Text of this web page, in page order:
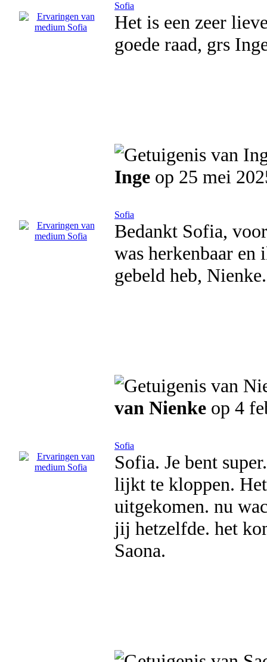
Sofia
Het is een zeer
goede raad, grs
Inge op 25 mei
Sofia
Bedankt Sofia,
was herkenbaar
gebeld heb, Nienke.
van Nienke op 4
Sofia
Sofia. Je bent
lijkt te kloppen.
uitgekomen. nu
jij hetzelfde. het
Saona.